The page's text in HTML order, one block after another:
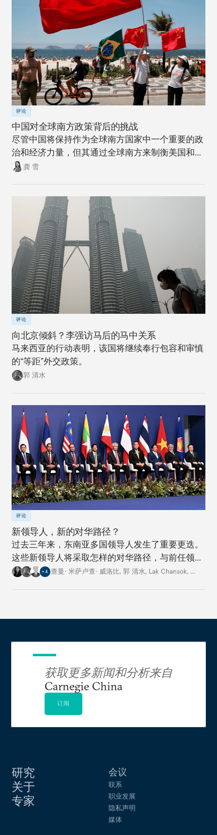
评论
中国对全球南方政策背后的挑战
尽管中国将保持作为全球南方国家中一个重要的政
治和经济力量，但其通过全球南方来制衡美国和全
球北方的雄心计划远非十拿九稳。
龚 雪
评论
向北京倾斜？李强访马后的马中关系
马来西亚的行动表明，该国将继续奉行包容和审慎
的“等距”外交政策。
郭 清水
评论
新领导人，新的对华路径？
过去三年来，东南亚多国领导人发生了重要更迭。
这些新领导人将采取怎样的对华路径，与前任领导
人有何不同？
+4 查曼· 米萨卢查· 威洛比, 郭 清水, Lak Chansok, …
研究
关于
专家
会议
联系
职业发展
隐私声明
媒体
获取更多新闻和分析来自
Carnegie China
订阅